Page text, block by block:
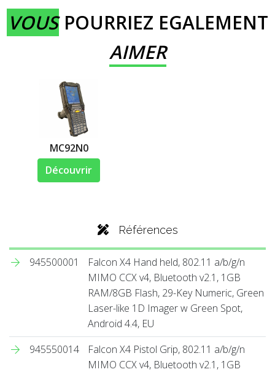
VOUSPOURRIEZ EGALEMENT
AIMER
MC92N0
Découvrir
Références
945500001
Falcon X4 Hand held, 802.11 a/b/g/n
MIMO CCX v4, Bluetooth v2.1, 1GB
RAM/8GB Flash, 29-Key Numeric, Green
Laser-like 1D Imager w Green Spot,
Android 4.4, EU
945550014
Falcon X4 Pistol Grip, 802.11 a/b/g/n
MIMO CCX v4, Bluetooth v2.1, 1GB